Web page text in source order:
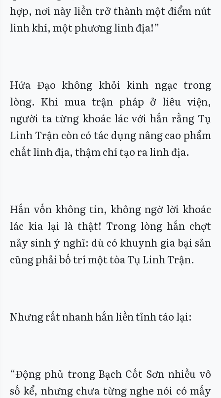
hợp, nơi này liền trở thành một điểm nút
linh khí, một phương linh địa!”
Hứa Đạo không khỏi kinh ngạc trong
lòng. Khi mua trận pháp ở liêu viện,
người ta từng khoác lác với hắn rằng Tụ
Linh Trận còn có tác dụng nâng cao phẩm
chất linh địa, thậm chí tạo ra linh địa.
Hắn vốn không tin, không ngờ lời khoác
lác kia lại là thật! Trong lòng hắn chợt
nảy sinh ý nghĩ: dù có khuynh gia bại sản
cũng phải bố trí một tòa Tụ Linh Trận.
Nhưng rất nhanh hắn liền tỉnh táo lại:
“Động phủ trong Bạch Cốt Sơn nhiều vô
số kể, nhưng chưa từng nghe nói có mấy